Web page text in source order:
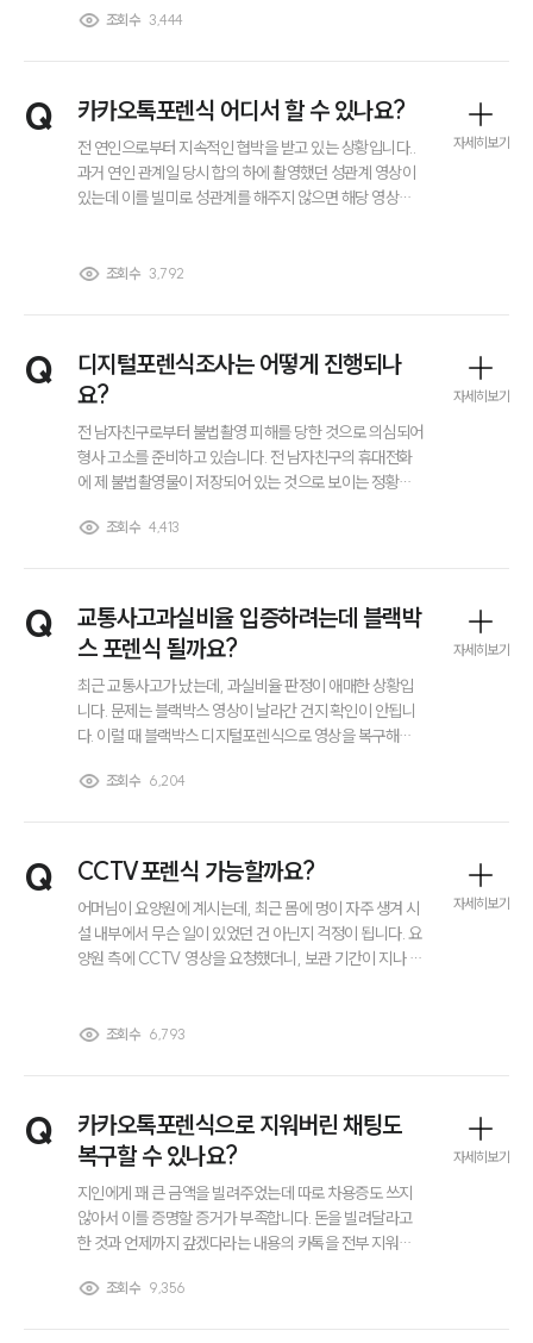
대륜의 강점
오시는 길
글로벌 파트너 로펌
고객의 소리
통합검색
사례분석/최신동향
이혼소송·상담후기
이혼 양육비계산기
상간자위자료계산기
구성원 소개
언론보도
공지사항
법률 블로그
법률서식
대륜법률상담예약
조작 여부 확인이 가능한지, 실제 소송이나 수사에서 증거
조회수 3,444
Q 카카오톡포렌식 어디서 할 수 있나요?
전 연인으로부터 지속적인 협박을 받고 있는 상황입니다..
과거 연인 관계일 당시 합의 하에 촬영했던 성관계 영상이
있는데 이를 빌미로 성관계를 해주지 않으면 해당 영상을
모두 삭제한다는 점입니다. 그래서 카카오톡포렌식을 진행
조회수 3,792
자세히보기
Q
디지털포렌식조사는 어떻게 진행되나
요?
전 남자친구로부터 불법촬영 피해를 당한 것으로 의심되어
형사 고소를 준비하고 있습니다. 전 남자친구의 휴대전화
에 제 불법촬영물이 저장되어 있는 것으로 보이는 정황이
제로 찾아낼 수 있는지, 또 수사가 어떤 절차로 진행되는지
조회수 4,413
자세히보기
Q
교통사고과실비율 입증하려는데 블랙박
스 포렌식 될까요?
최근 교통사고가 났는데, 과실비율 판정이 애매한 상황입
니다. 문제는 블랙박스 영상이 날라간 건지 확인이 안됩니
다. 이럴 때 블랙박스 디지털포렌식으로 영상을 복구해서
조회수 6,204
자세히보기
Q CCTV포렌식 가능할까요?
어머님이 요양원에 계시는데, 최근 몸에 멍이 자주 생겨 시
설 내부에서 무슨 일이 있었던 건 아닌지 걱정이 됩니다. 요
양원 측에 CCTV 영상을 요청했더니, 보관 기간이 지나 이
싶습니다. 혹시 CCTV포렌식을 진행하면 이미 삭제된 영
조회수 6,793
자세히보기
Q
카카오톡포렌식으로 지워버린 채팅도
복구할 수 있나요?
지인에게 꽤 큰 금액을 빌려주었는데 따로 차용증도 쓰지
않아서 이를 증명할 증거가 부족합니다. 돈을 빌려달라고
한 것과 언제까지 갚겠다라는 내용의 카톡을 전부 지워버
있나요?
조회수 9,356
자세히보기